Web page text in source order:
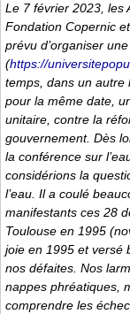
Le 7 février 2023, les
Fondation Copernic
prévu d’organiser
(https://
temps, dans un autre
pour la même date,
unitaire, contre la
gouvernement. Dès
la conférence sur
considérions la
l’eau. Il a coulé
manifestants ces 28
Toulouse en 1995
joie en 1995 et versé
nos défaites. Nos
nappes phréatiques,
comprendre les